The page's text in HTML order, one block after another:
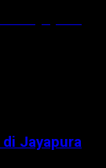
di Jayapura